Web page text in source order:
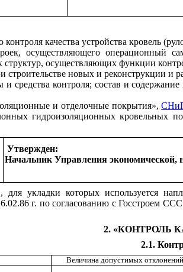
качества устройства
осуществляющего операционный
структур, осуществляющих функции
строительстве новых и
контроля; состав и
и отделочные покрытия»,
гидроизоляционных
Утвержден:
Начальник Управления экономической,
укладки которых используется
г. по согласованию с Госстроем
2. «КОНТРОЛЬ
2.1.
Величина допустимых отклонений